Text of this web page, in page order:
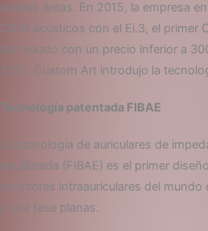
nuevas áreas. En 2015, la empresa
CIEM acústicos con el Ei.3, el primer
del mundo con un precio inferior a
2015, Custom Art introdujo la
Tecnología patentada FIBAE
La tecnología de auriculares de
equilibrada (FIBAE) es el primer
monitores intraauriculares del
y una fase planas.